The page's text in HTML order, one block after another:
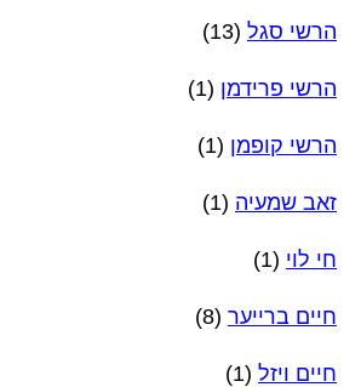
הרשי סגל (13)
הרשי פרידמן (1)
הרשי קופמן (1)
זאב שמעיה (1)
חי לוי (1)
חיים ברייער (8)
חיים ויזל (1)